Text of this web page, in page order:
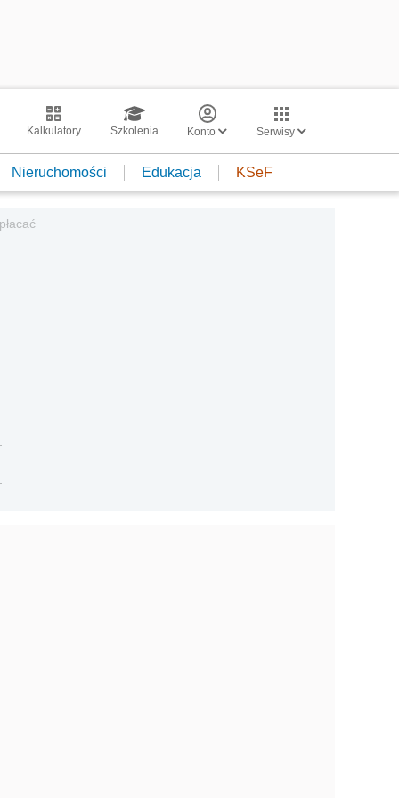
Kalkulatory Szkolenia Konto Serwisy
Nieruchomości Edukacja KSeF